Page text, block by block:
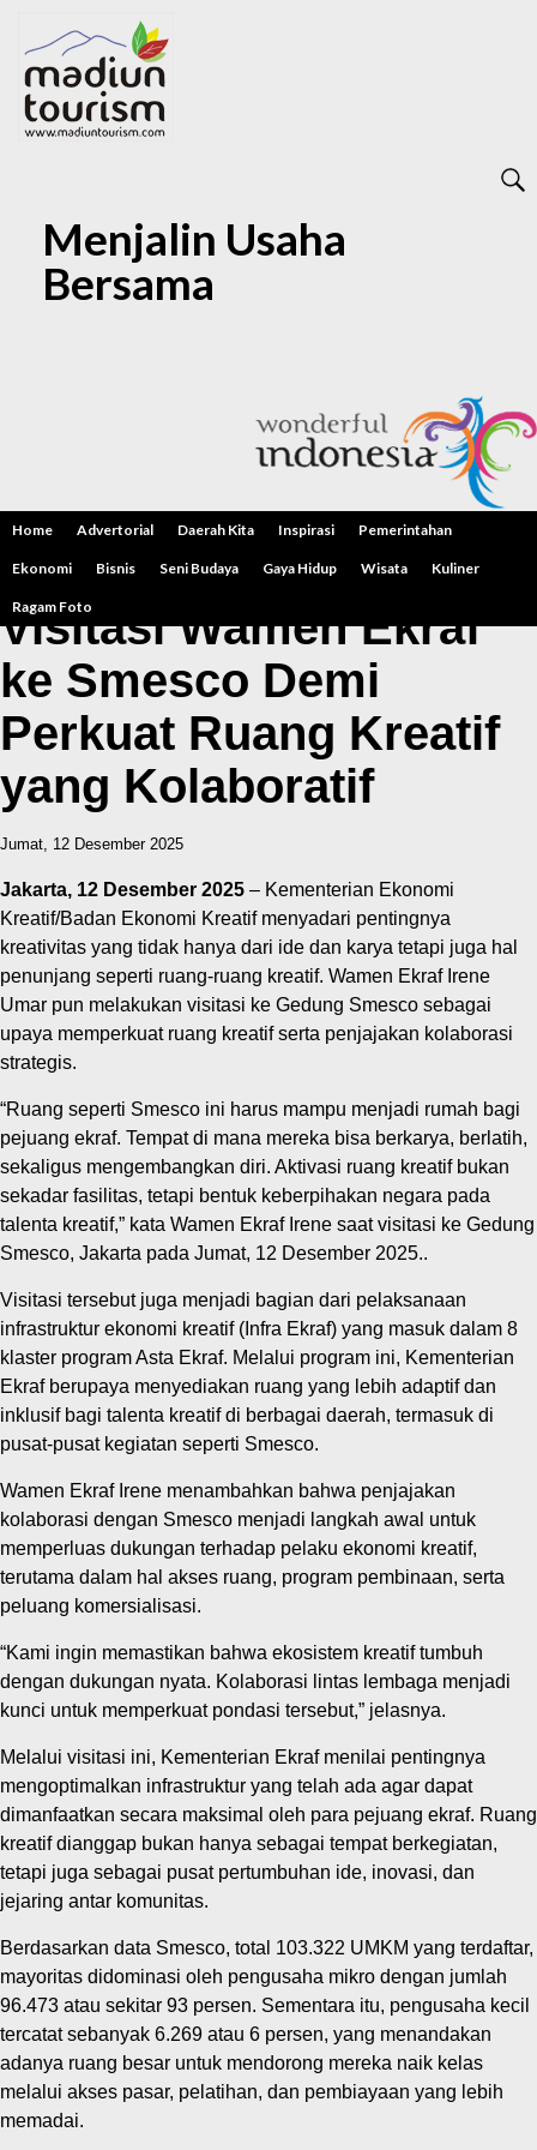
Menjalin Usaha
Bersama
Home Advertorial Daerah Kita Inspirasi Pemerintahan
Ekonomi Bisnis Seni Budaya Gaya Hidup Wisata Kuliner
Ragam Foto
Visitasi Wamen Ekraf
ke Smesco Demi
Perkuat Ruang Kreatif
yang Kolaboratif
Jumat, 12 Desember 2025
Jakarta, 12 Desember 2025 – Kementerian Ekonomi
Kreatif/Badan Ekonomi Kreatif menyadari pentingnya
kreativitas yang tidak hanya dari ide dan karya tetapi juga hal
penunjang seperti ruang-ruang kreatif. Wamen Ekraf Irene
Umar pun melakukan visitasi ke Gedung Smesco sebagai
upaya memperkuat ruang kreatif serta penjajakan kolaborasi
strategis.
“Ruang seperti Smesco ini harus mampu menjadi rumah bagi
pejuang ekraf. Tempat di mana mereka bisa berkarya, berlatih,
sekaligus mengembangkan diri. Aktivasi ruang kreatif bukan
sekadar fasilitas, tetapi bentuk keberpihakan negara pada
talenta kreatif,” kata Wamen Ekraf Irene saat visitasi ke Gedung
Smesco, Jakarta pada Jumat, 12 Desember 2025..
Visitasi tersebut juga menjadi bagian dari pelaksanaan
infrastruktur ekonomi kreatif (Infra Ekraf) yang masuk dalam 8
klaster program Asta Ekraf. Melalui program ini, Kementerian
Ekraf berupaya menyediakan ruang yang lebih adaptif dan
inklusif bagi talenta kreatif di berbagai daerah, termasuk di
pusat-pusat kegiatan seperti Smesco.
Wamen Ekraf Irene menambahkan bahwa penjajakan
kolaborasi dengan Smesco menjadi langkah awal untuk
memperluas dukungan terhadap pelaku ekonomi kreatif,
terutama dalam hal akses ruang, program pembinaan, serta
peluang komersialisasi.
“Kami ingin memastikan bahwa ekosistem kreatif tumbuh
dengan dukungan nyata. Kolaborasi lintas lembaga menjadi
kunci untuk memperkuat pondasi tersebut,” jelasnya.
Melalui visitasi ini, Kementerian Ekraf menilai pentingnya
mengoptimalkan infrastruktur yang telah ada agar dapat
dimanfaatkan secara maksimal oleh para pejuang ekraf. Ruang
kreatif dianggap bukan hanya sebagai tempat berkegiatan,
tetapi juga sebagai pusat pertumbuhan ide, inovasi, dan
jejaring antar komunitas.
Berdasarkan data Smesco, total 103.322 UMKM yang terdaftar,
mayoritas didominasi oleh pengusaha mikro dengan jumlah
96.473 atau sekitar 93 persen. Sementara itu, pengusaha kecil
tercatat sebanyak 6.269 atau 6 persen, yang menandakan
adanya ruang besar untuk mendorong mereka naik kelas
melalui akses pasar, pelatihan, dan pembiayaan yang lebih
memadai.